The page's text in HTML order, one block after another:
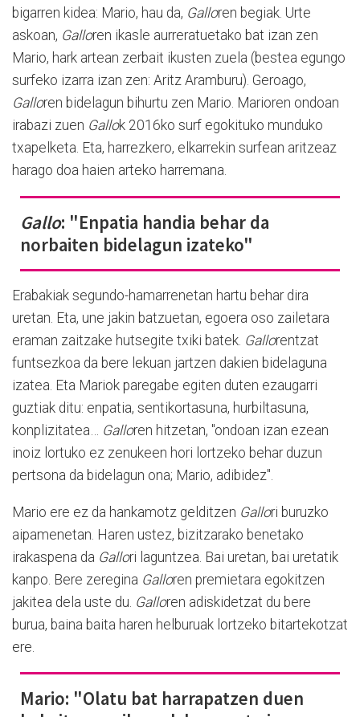
bigarren kidea: Mario, hau da, Galloren begiak. Urte
askoan, Galloren ikasle aurreratuetako bat izan zen
Mario, hark artean zerbait ikusten zuela (bestea egungo
surfeko izarra izan zen: Aritz Aramburu). Geroago,
Galloren bidelagun bihurtu zen Mario. Marioren ondoan
irabazi zuen Gallok 2016ko surf egokituko munduko
txapelketa. Eta, harrezkero, elkarrekin surfean aritzeaz
harago doa haien arteko harremana.
Gallo: "Enpatia handia behar da
norbaiten bidelagun izateko"
Erabakiak segundo-hamarrenetan hartu behar dira
uretan. Eta, une jakin batzuetan, egoera oso zailetara
eraman zaitzake hutsegite txiki batek. Gallorentzat
funtsezkoa da bere lekuan jartzen dakien bidelaguna
izatea. Eta Mariok paregabe egiten duten ezaugarri
guztiak ditu: enpatia, sentikortasuna, hurbiltasuna,
konplizitatea… Galloren hitzetan, "ondoan izan ezean
inoiz lortuko ez zenukeen hori lortzeko behar duzun
pertsona da bidelagun ona; Mario, adibidez".
Mario ere ez da hankamotz gelditzen Gallori buruzko
aipamenetan. Haren ustez, bizitzarako benetako
irakaspena da Gallori laguntzea. Bai uretan, bai uretatik
kanpo. Bere zeregina Galloren premietara egokitzen
jakitea dela uste du. Galloren adiskidetzat du bere
burua, baina baita haren helburuak lortzeko bitartekotzat
ere.
Mario: "Olatu bat harrapatzen duen